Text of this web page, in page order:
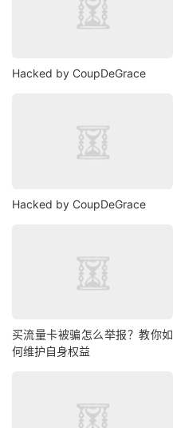
Hacked by CoupDeGrace
Hacked by CoupDeGrace
买流量卡被骗怎么举报？教你如
何维护自身权益